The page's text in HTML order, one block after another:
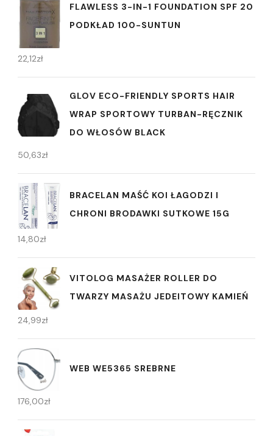
FLAWLESS 3-IN-1 FOUNDATION SPF 20
PODKŁAD 100-SUNTUN
22,12zł
GLOV ECO-FRIENDLY SPORTS HAIR
WRAP SPORTOWY TURBAN-RĘCZNIK
DO WŁOSÓW BLACK
50,63zł
BRACELAN MAŚĆ KOI ŁAGODZI I
CHRONI BRODAWKI SUTKOWE 15G
14,80zł
VITOLOG MASAŻER ROLLER DO
TWARZY MASAŻU JEDEITOWY KAMIEŃ
24,99zł
WEB WE5365 SREBRNE
176,00zł